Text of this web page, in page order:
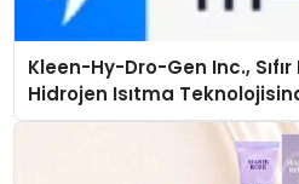
Kleen-Hy-Dro-Gen Inc.,
Hidrojen Isıtma
Düzenleyici Onaylarını Aldı